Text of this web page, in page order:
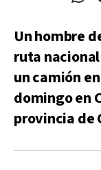
Un hombre
ruta
un camión
domingo en
provincia de